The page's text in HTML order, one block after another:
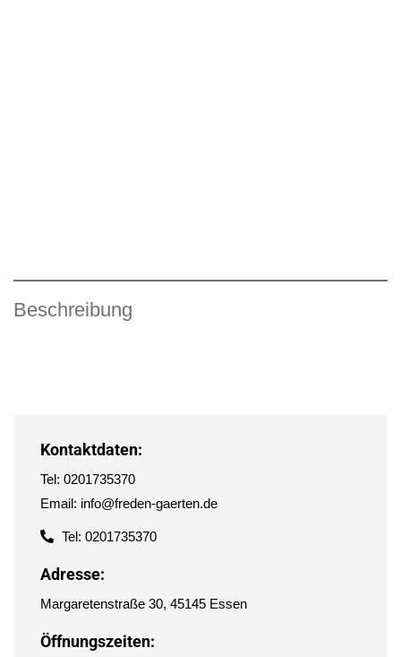
Beschreibung
Kontaktdaten:
Tel: 0201735370
Email: info@freden-gaerten.de
Tel: 0201735370
Adresse:
Margaretenstraße 30, 45145 Essen
Öffnungszeiten: